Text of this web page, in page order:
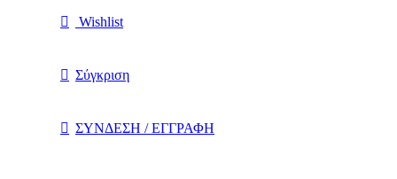
Wishlist
Σύγκριση
ΣΥΝΔΕΣΗ / ΕΓΓΡΑΦΗ